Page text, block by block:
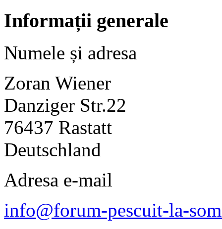
Informații generale
Numele și adresa
Zoran Wiener
Danziger Str.22
76437 Rastatt
Deutschland
Adresa e-mail
info@forum-pescuit-la-